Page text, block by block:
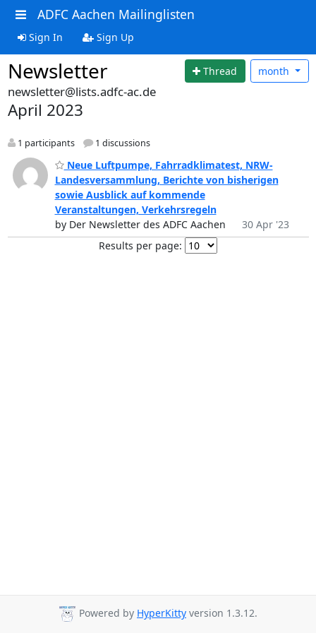
ADFC Aachen Mailinglisten
Sign In Sign Up
Newsletter Thread month
newsletter@lists.adfc-ac.de
April 2023
1 participants 1 discussions
Neue Luftpumpe, Fahrradklimatest, NRW-
Landesversammlung, Berichte von bisherigen
sowie Ausblick auf kommende
Veranstaltungen, Verkehrsregeln
by Der Newsletter des ADFC Aachen
30 Apr '23
Results per page:
Powered by HyperKitty version 1.3.12.